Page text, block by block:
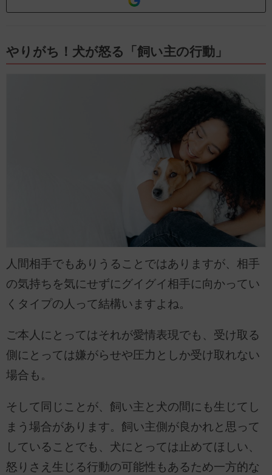
やりがち！犬が怒る「飼い主の行動」
人間相手でもありうることではありますが、相手
の気持ちを気にせずにグイグイ相手に向かってい
くタイプの人って結構いますよね。
ご本人にとってはそれが愛情表現でも、受け取る
側にとっては嫌がらせや圧力としか受け取れない
場合も。
そして同じことが、飼い主と犬の間にも生じてし
まう場合があります。飼い主側が良かれと思って
していることでも、犬にとっては止めてほしい、
怒りさえ生じる行動の可能性もあるため一方的な